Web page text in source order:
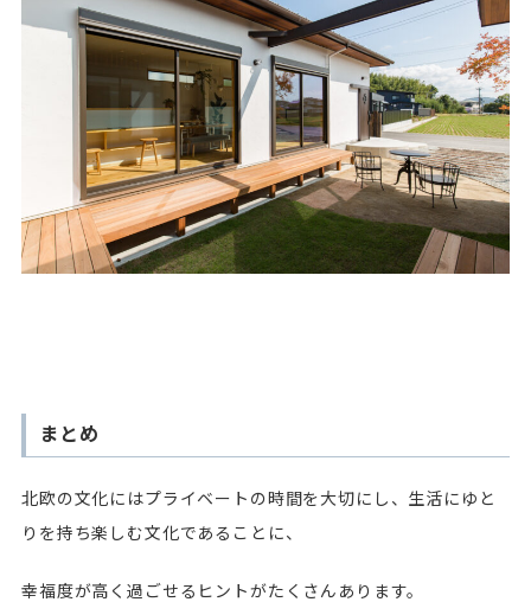
まとめ
北欧の文化にはプライベートの時間を大切にし、生活にゆと
りを持ち楽しむ文化であることに、
幸福度が高く過ごせるヒントがたくさんあります。